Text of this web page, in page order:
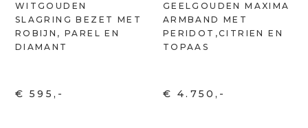
WITGOUDEN
SLAGRING BEZET MET
ROBIJN, PAREL EN
DIAMANT
€ 595,-
GEELGOUDEN MAXIMA
ARMBAND MET
PERIDOT,CITRIEN EN
TOPAAS
€ 4.750,-